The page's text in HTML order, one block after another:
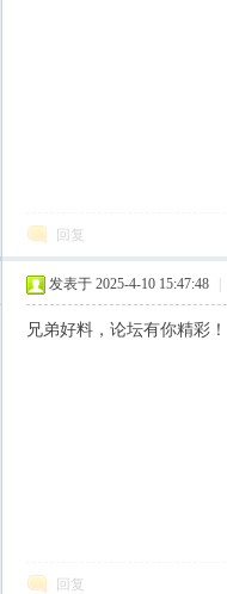
回复
发表于 2025-4-10 15:47:48
兄弟好料，论坛有你精彩！
回复